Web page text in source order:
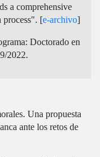
a comprehensive
process". [e-archivo]
Doctorado en
2022.
Una propuesta
ante los retos de